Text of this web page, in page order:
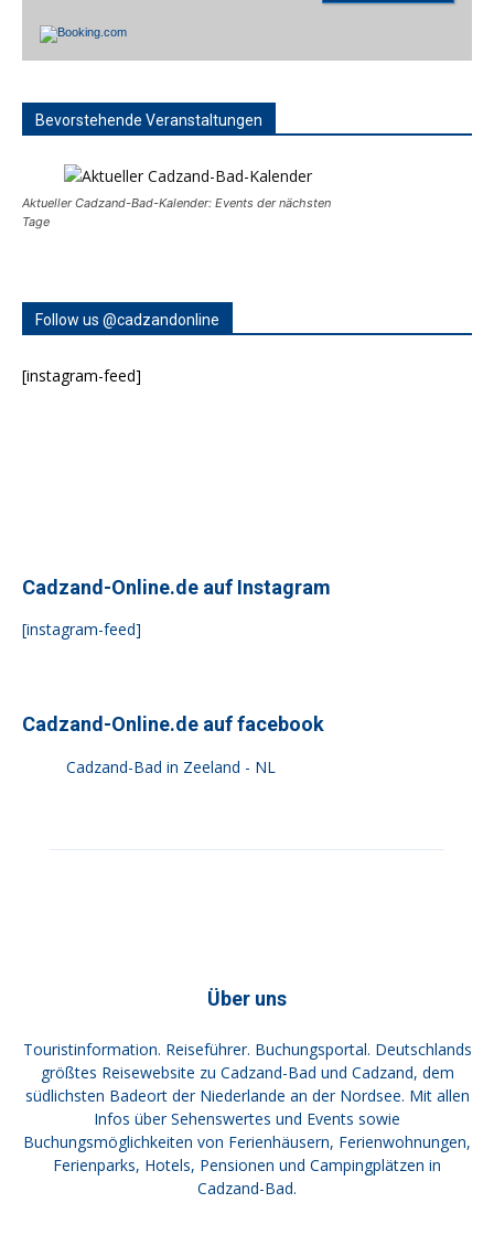
Bevorstehende Veranstaltungen
Aktueller Cadzand-Bad-Kalender: Events der nächsten
Tage
Follow us @cadzandonline
[instagram-feed]
Cadzand-Online.de auf Instagram
[instagram-feed]
Cadzand-Online.de auf facebook
Cadzand-Bad in Zeeland - NL
Über uns
Touristinformation. Reiseführer. Buchungsportal. Deutschlands
größtes Reisewebsite zu Cadzand-Bad und Cadzand, dem
südlichsten Badeort der Niederlande an der Nordsee. Mit allen
Infos über Sehenswertes und Events sowie
Buchungsmöglichkeiten von Ferienhäusern, Ferienwohnungen,
Ferienparks, Hotels, Pensionen und Campingplätzen in
Cadzand-Bad.